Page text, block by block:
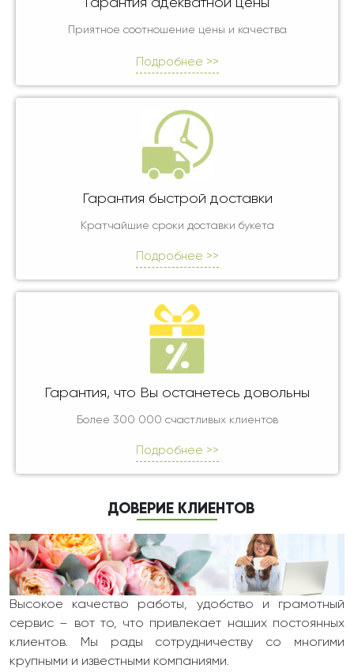
Гарантия адекватной цены
Приятное соотношение цены и качества
Подробнее >>
Гарантия быстрой доставки
Кратчайшие сроки доставки букета
Подробнее >>
Гарантия, что Вы останетесь довольны
Более 300 000 счастливых клиентов
Подробнее >>
ДОВЕРИЕ КЛИЕНТОВ
Высокое качество работы, удобство и грамотный
сервис – вот то, что привлекает наших постоянных
клиентов. Мы рады сотрудничеству со многими
крупными и известными компаниями.